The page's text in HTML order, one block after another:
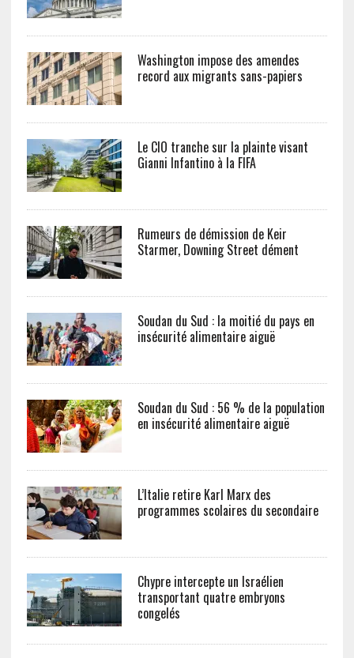
Washington impose des amendes
record aux migrants sans-papiers
Le CIO tranche sur la plainte visant
Gianni Infantino à la FIFA
Rumeurs de démission de Keir
Starmer, Downing Street dément
Soudan du Sud : la moitié du pays en
insécurité alimentaire aiguë
Soudan du Sud : 56 % de la population
en insécurité alimentaire aiguë
L’Italie retire Karl Marx des
programmes scolaires du secondaire
Chypre intercepte un Israélien
transportant quatre embryons
congelés